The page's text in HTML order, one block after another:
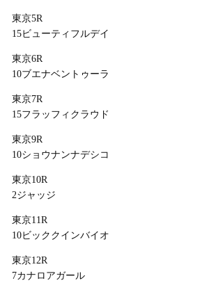
東京5R
15ビューティフルデイ
東京6R
10ブエナベントゥーラ
東京7R
15フラッフィクラウド
東京9R
10ショウナンナデシコ
東京10R
2ジャッジ
東京11R
10ビッククインバイオ
東京12R
7カナロアガール